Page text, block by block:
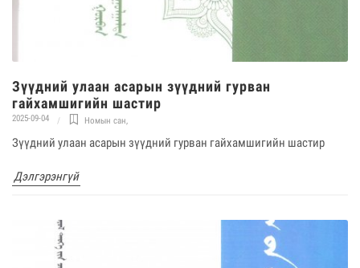
Зүүдний улаан асарын зүүдний гурван
гайхамшигийн шастир
2025-09-04 Номын сан,
Зүүдний улаан асарын зүүдний гурван гайхамшигийн шастир
Дэлгэрэнгүй